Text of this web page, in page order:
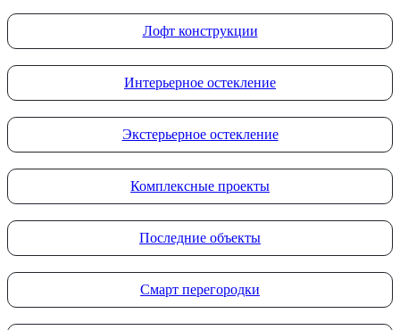
Лофт конструкции
Интерьерное остекление
Экстерьерное остекление
Комплексные проекты
Последние объекты
Смарт перегородки